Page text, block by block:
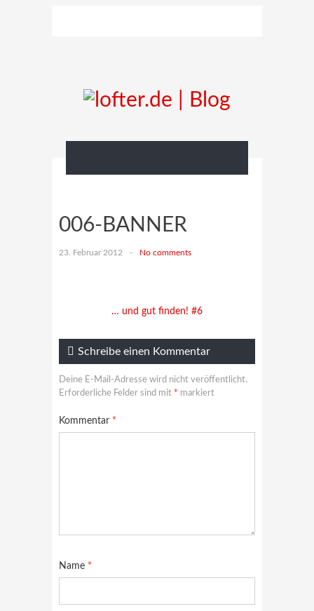
006-BANNER
23. Februar 2012 - No comments
… und gut finden! #6
Schreibe einen Kommentar
Deine E-Mail-Adresse wird nicht veröffentlicht.
Erforderliche Felder sind mit * markiert
Kommentar *
Name *